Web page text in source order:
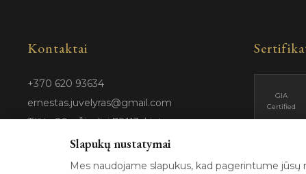
Kontaktai
+370 620 93634
ernestas.juvelyras@gmail.com
Tilžės 89a, Šiauliai 78113, Lietuva
GIA
Certified
Slapukų nustatymai
Mes naudojame slapukus, kad pagerintume